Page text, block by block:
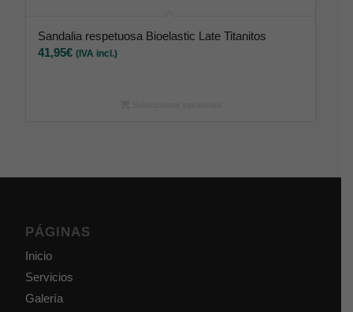
Sandalia respetuosa Bioelastic Late Titanitos
41,95€ (IVA incl.)
PÁGINAS
Inicio
Servicios
Galería